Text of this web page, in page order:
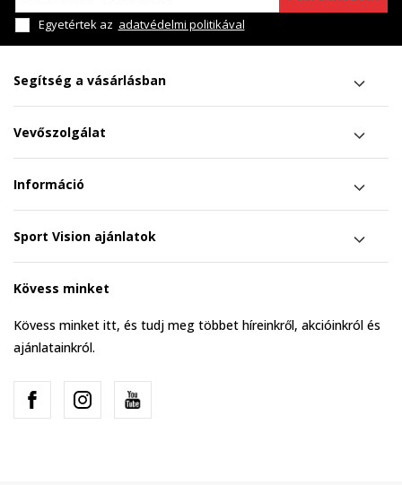
Egyetértek az adatvédelmi politikával
Segítség a vásárlásban
Vevőszolgálat
Információ
Sport Vision ajánlatok
Kövess minket
Kövess minket itt, és tudj meg többet híreinkről, akcióinkról és
ajánlatainkról.